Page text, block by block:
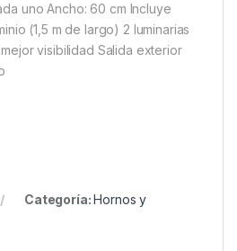
uno Ancho: 60 cm Incluye
(1,5 m de largo) 2 luminarias
visibilidad Salida exterior
Categoría:Hornos y